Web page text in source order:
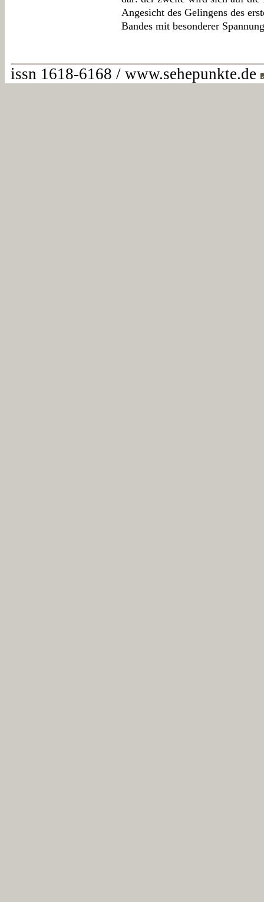
Angesicht des Gelingens des
Bandes mit besonderer
issn 1618-6168 / www.sehepunkte.de